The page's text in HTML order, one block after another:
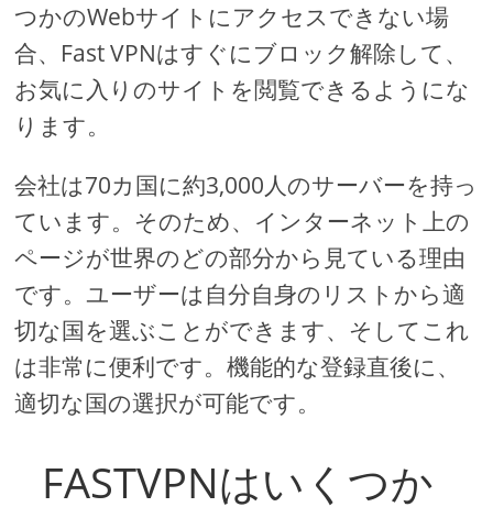
つかのWebサイトにアクセスできない場
合、Fast VPNはすぐにブロック解除して、
お気に入りのサイトを閲覧できるようにな
ります。
会社は70カ国に約3,000人のサーバーを持っ
ています。そのため、インターネット上の
ページが世界のどの部分から見ている理由
です。ユーザーは自分自身のリストから適
切な国を選ぶことができます、そしてこれ
は非常に便利です。機能的な登録直後に、
適切な国の選択が可能です。
FASTVPNはいくつか